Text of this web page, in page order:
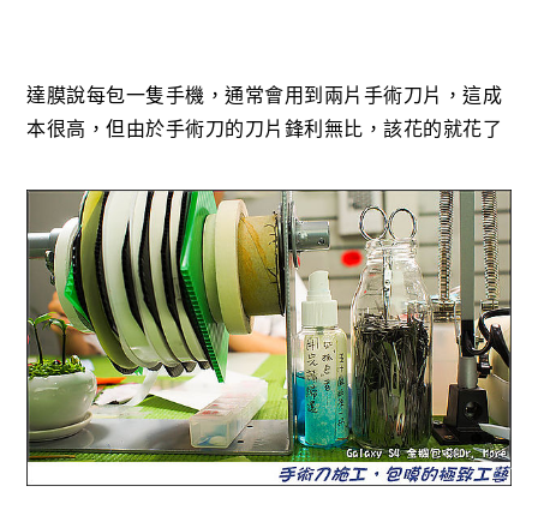
達膜說每包一隻手機，通常會用到兩片手術刀片，這成
本很高，但由於手術刀的刀片鋒利無比，該花的就花了